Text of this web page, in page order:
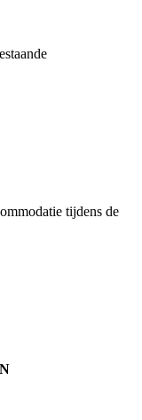
tijdens de